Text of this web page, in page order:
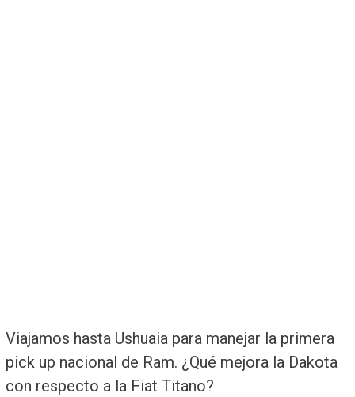
Viajamos hasta Ushuaia para manejar la primera
pick up nacional de Ram. ¿Qué mejora la Dakota
con respecto a la Fiat Titano?